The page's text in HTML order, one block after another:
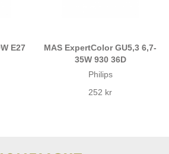
E27
MAS ExpertColor GU5,3 6,7-
35W 930 36D
Philips
252 kr